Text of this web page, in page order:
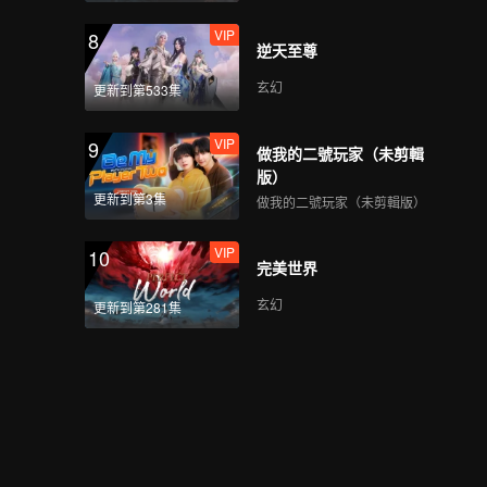
奇葩道具健身 找好友借
500萬買房被索要鉅額利
第14期：恐怖箱大挑
戰！究竟是什麼讓王嘉
爾嚇到“失控”？
續！是什麼讓王嘉爾懇
求不要播出呢？
8
更新到第533集
VIP
逆天至尊
玄幻
9
更新到第3集
VIP
做我的二號玩家（未剪輯
版）
做我的二號玩家（未剪輯版）
10
更新到第281集
VIP
完美世界
玄幻